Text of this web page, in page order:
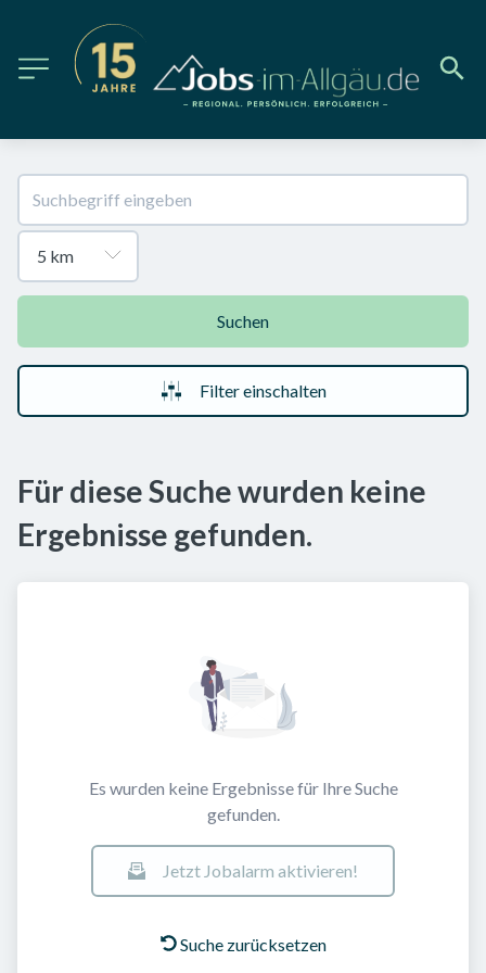
Suchen
Filter einschalten
Für diese Suche wurden keine
Ergebnisse gefunden.
Es wurden keine Ergebnisse für Ihre Suche
gefunden.
Jetzt Jobalarm aktivieren!
Suche zurücksetzen